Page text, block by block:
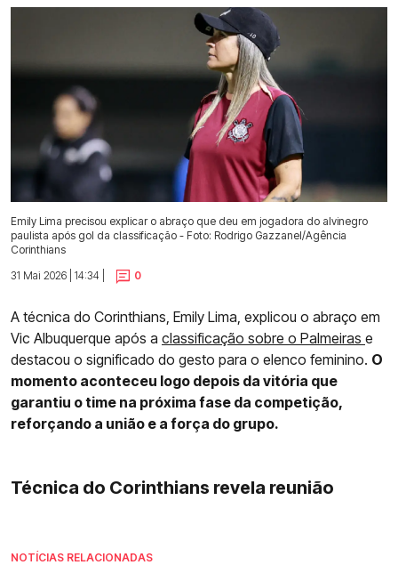
Emily Lima precisou explicar o abraço que deu em jogadora do alvinegro
paulista após gol da classificação - Foto: Rodrigo Gazzanel/Agência
Corinthians
31 Mai 2026 | 14:34 |
0
A técnica do Corinthians, Emily Lima, explicou o abraço em
Vic Albuquerque após a classificação sobre o Palmeiras e
destacou o significado do gesto para o elenco feminino. O
momento aconteceu logo depois da vitória que
garantiu o time na próxima fase da competição,
reforçando a união e a força do grupo.
Técnica do Corinthians revela reunião
NOTÍCIAS RELACIONADAS